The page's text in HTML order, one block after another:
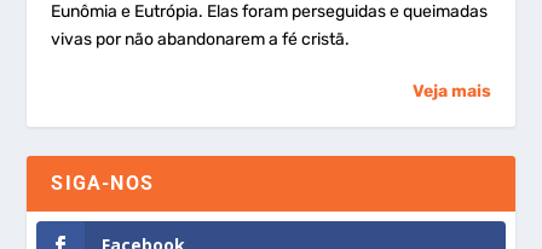
Eunômia e Eutrópia. Elas foram perseguidas e queimadas
vivas por não abandonarem a fé cristã.
Veja mais
SIGA-NOS